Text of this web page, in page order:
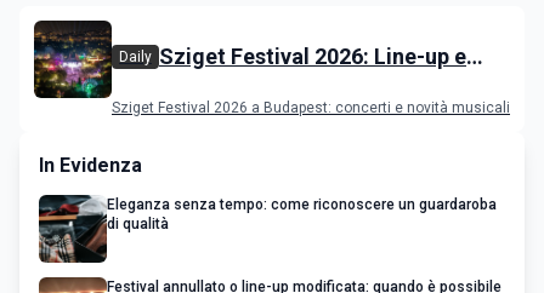
Daily Sziget Festival 2026: Line-up e
Sziget Festival 2026 a Budapest: concerti e novità musicali
In Evidenza
Eleganza senza tempo: come riconoscere un guardaroba
di qualità
Festival annullato o line-up modificata: quando è possibile